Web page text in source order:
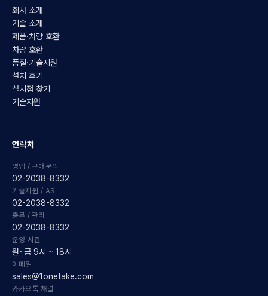
회사 소개
기술 소개
제품·차량 호환
차량 호환
품질·기술지원
설치 후기
설치점 찾기
기술지원
연락처
영업 / 구매문의
02-2038-8332
기술지원 / AS
02-2038-8332
총무 / 관리
02-2038-8332
운영 시간
월~금 9시 ~ 18시
이메일
sales@1onetake.com
카카오톡 채널